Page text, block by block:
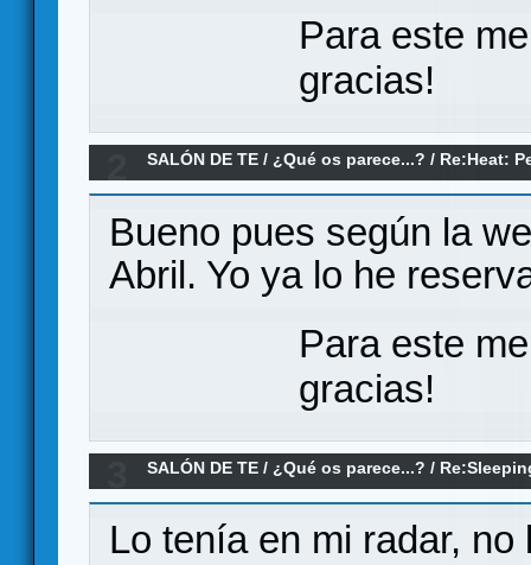
Para este
gracias!
SALÓN DE TE /¿Qué os parece...? / Re:Heat:
parece?
Bueno pues según la
Abril. Yo ya lo he
Para este
gracias!
SALÓN DE TE / ¿Qué os parece...? /
Lo tenía en mi radar,